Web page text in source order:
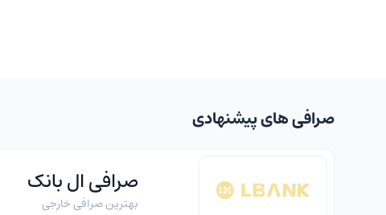
صرافی های پیشنهادی
صرافی ال بانک
بهترین صرافی خارجی